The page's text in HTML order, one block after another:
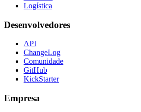
Logística
Desenvolvedores
API
ChangeLog
Comunidade
GitHub
KickStarter
Empresa